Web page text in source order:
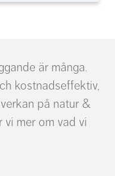
är många.
kostnadseffektiv,
på natur &
vi mer om vad vi